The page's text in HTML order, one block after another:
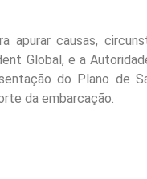
apurar causas,
Global, e a
do Plano de
da embarcação.